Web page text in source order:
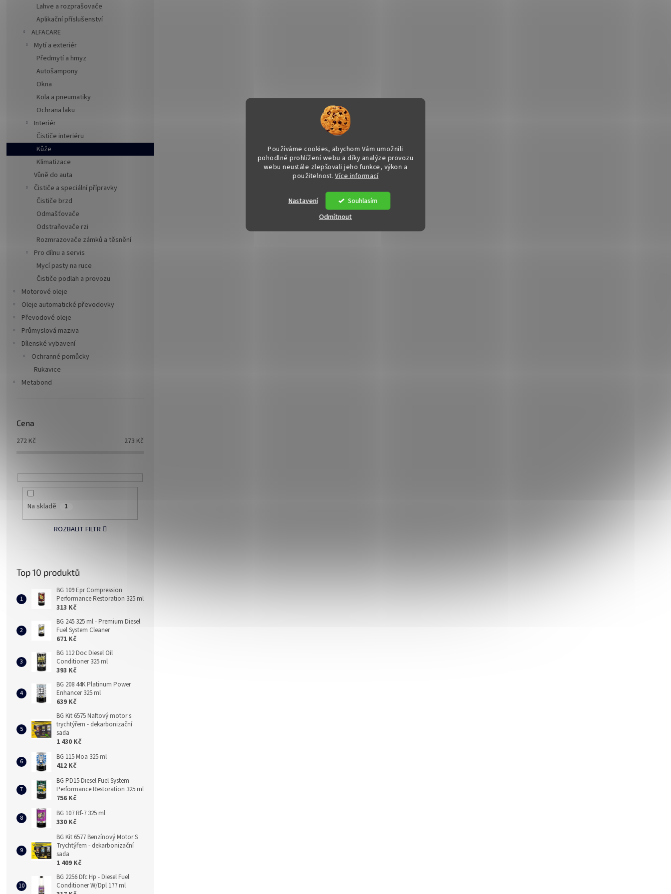
Používáme cookies, abychom Vám umožnili
pohodlné prohlížení webu a díky analýze provozu
webu neustále zlepšovali jeho funkce, výkon a
použitelnost. Více informací
Souhlasím
Nastavení
Odmítnout
Lahve a rozprašovače
Aplikační příslušenství
ALFACARE
Mytí a exteriér
Předmytí a hmyz
Autošampony
Okna
Kola a pneumatiky
Ochrana laku
Interiér
Čističe interiéru
Kůže
Klimatizace
Vůně do auta
Čističe a speciální přípravky
Čističe brzd
Odmašťovače
Odstraňovače rzi
Rozmrazovače zámků a těsnění
Pro dílnu a servis
Mycí pasty na ruce
Čističe podlah a provozu
Motorové oleje
Oleje automatické převodovky
Převodové oleje
Průmyslová maziva
Dílenské vybavení
Ochranné pomůcky
Rukavice
Metabond
Cena
272 Kč 273 Kč
Na skladě 1
ROZBALIT FILTR
Top 10 produktů
BG 109 Epr Compression
Performance Restoration 325 ml
313 Kč
BG 245 325 ml - Premium Diesel
Fuel System Cleaner
671 Kč
BG 112 Doc Diesel Oil
Conditioner 325 ml
393 Kč
BG 208 44K Platinum Power
Enhancer 325 ml
639 Kč
BG Kit 6575 Naftový motor s
trychtýřem - dekarbonizační
sada
1 430 Kč
BG 115 Moa 325 ml
412 Kč
BG PD15 Diesel Fuel System
Performance Restoration 325 ml
756 Kč
BG 107 Rf-7 325 ml
330 Kč
BG Kit 6577 Benzínový Motor S
Trychtýřem - dekarbonizační
sada
1 409 Kč
BG 2256 Dfc Hp - Diesel Fuel
Conditioner W/Dpl 177 ml